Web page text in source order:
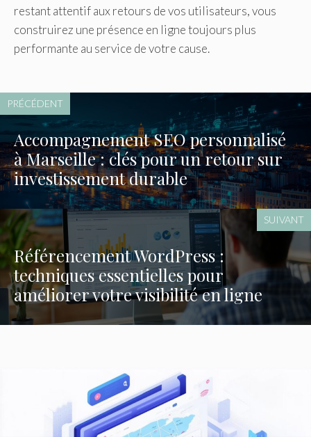
restant attentif aux retours de vos utilisateurs, vous
construirez une présence en ligne toujours plus
performante au service de votre cause.
PRÉCÉDENT
Accompagnement SEO personnalisé
à Marseille : clés pour un retour sur
investissement durable
SUIVANT
Référencement WordPress :
techniques essentielles pour
améliorer votre visibilité en ligne